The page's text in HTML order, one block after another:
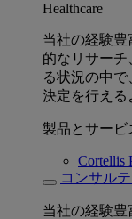
Healthcare
当社の経験
的なリサー
る状況の中
決定を行える
製品とサービ
Cortellis
コンサル
当社の経験